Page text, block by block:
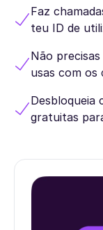
Faz
teu ID de
Não
usas com os
Desbloqueia
gratuitas